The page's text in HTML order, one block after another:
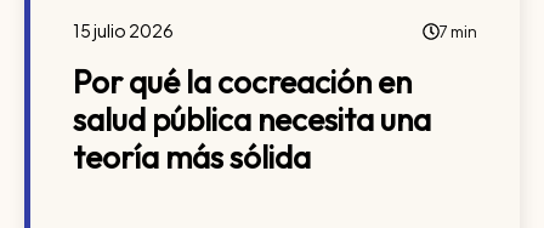
15 julio 2026 7 min
Por qué la cocreación en
salud pública necesita una
teoría más sólida